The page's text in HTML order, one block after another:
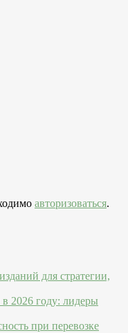
авторизоваться.
для стратегии,
2026 году: лидеры
при перевозке